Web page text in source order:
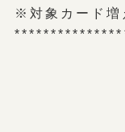
※対象カード増